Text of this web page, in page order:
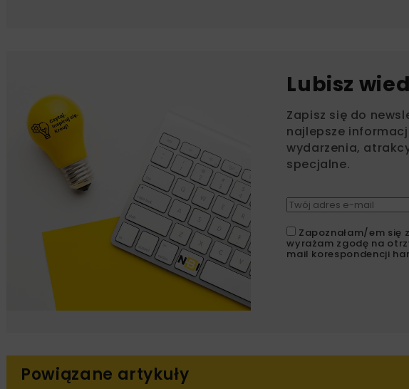
Lubisz
Zapisz się do
najlepsze
wydarzenia,
specjalne.
Zapoznałam/em się z
wyrażam zgodę na
mail korespondencji
Powiązane artykuły